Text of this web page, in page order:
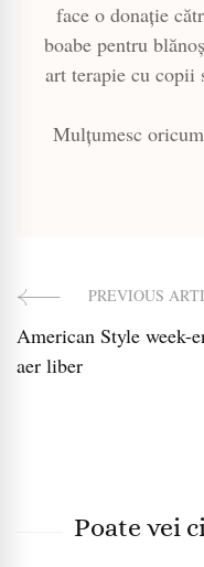
face o donație
boabe pentru
art terapie cu copii
Mulțumesc
PostPREVIOUS
American Style week-
aer liber
Poate vei